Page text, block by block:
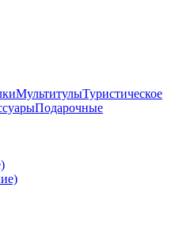
МультитулыТуристическое
Подарочные